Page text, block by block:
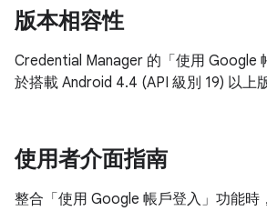
版本相容性
Credential Manager 的「使用 Google
於搭載 Android 4.4 (API 級別 19) 以上
使用者介面指南
整合「使用 Google 帳戶登入」功能時